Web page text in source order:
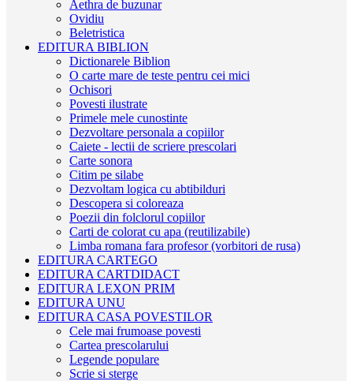
Aethra de buzunar
Ovidiu
Beletristica
EDITURA BIBLION
Dictionarele Biblion
O carte mare de teste pentru cei mici
Ochisori
Povesti ilustrate
Primele mele cunostinte
Dezvoltare personala a copiilor
Caiete - lectii de scriere prescolari
Carte sonora
Citim pe silabe
Dezvoltam logica cu abtibilduri
Descopera si coloreaza
Poezii din folclorul copiilor
Carti de colorat cu apa (reutilizabile)
Limba romana fara profesor (vorbitori de rusa)
EDITURA CARTEGO
EDITURA CARTDIDACT
EDITURA LEXON PRIM
EDITURA UNU
EDITURA CASA POVESTILOR
Cele mai frumoase povesti
Cartea prescolarului
Legende populare
Scrie si sterge